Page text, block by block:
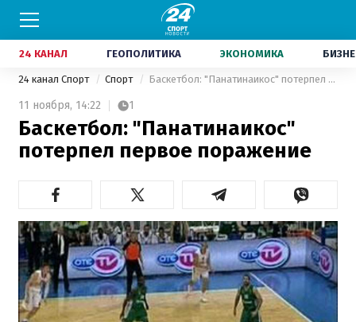
24 КАНАЛ ГЕОПОЛИТИКА ЭКОНОМИКА
24 канал Спорт Спорт Баскетбол: "Панатинаикос" потерпел первое поражение
11 ноября, 14:22 1
Баскетбол: "Панатинаикос"
потерпел первое поражение